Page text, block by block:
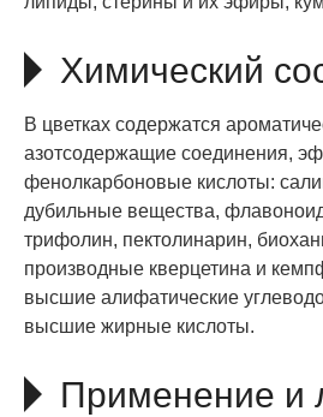
Химический
В цветках содержатся
азотсодержащие соединения,
фенолкарбоновые кислоты:
дубильные вещества,
трифолин, пектолинарин,
производные кверцетина и
высшие алифатические
высшие жирные кислоты.
Применение и